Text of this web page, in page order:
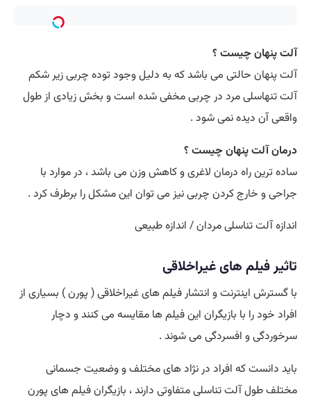
آلت پنهان چیست ؟
آلت پنهان حالتی می باشد که به دلیل وجود توده چربی زیر شکم
آلت تنهاسلی مرد در چربی مخفی شده است و بخش زیادی از طول
واقعی آن دیده نمی شود .
درمان آلت پنهان چیست ؟
ساده ترین راه درمان لاغری و کاهش وزن می باشد ، در موارد با
جراحی و خارج کردن چربی نیز می توان این مشکل را برطرف کرد .
اندازه آلت تناسلی مردان / اندازه طبیعی
تاثیر فیلم های غیراخلاقی
با گسترش اینترنت و انتشار فیلم های غیراخلاقی ( پورن ) بسیاری از
افراد خود را با بازیگران این فیلم ها مقایسه می کنند و دچار
سرخوردگی و افسردگی می شوند .
باید دانست که افراد در نژاد های مختلف و وضعیت جسمانی
مختلف طول آلت تناسلی متفاوتی دارند ، بازیگران فیلم های پورن